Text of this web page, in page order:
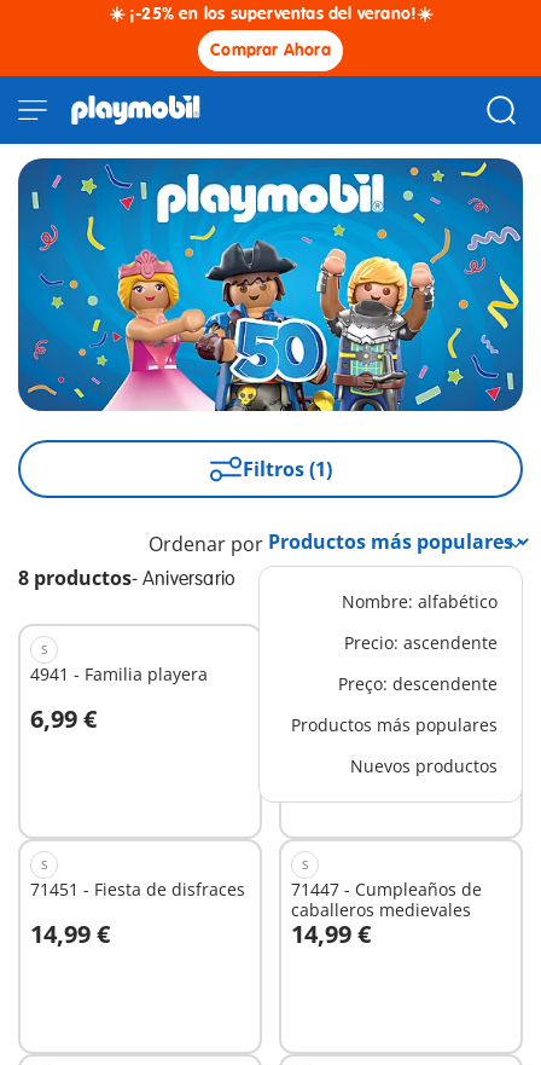
☀️ ¡-25% en los superventas del verano!☀️
Comprar Ahora
Filtros (1)
8 productos- Aniversario
Ordenar por
Nombre: alfabético
Precio: ascendente
Preço: descendente
Productos más populares
Nuevos productos
S
4941 - Familia playera
6,99 €
A la cesta
4944 - Cuidadora con
alpaca
6,99 €
A la cesta
S
71451 - Fiesta de disfraces
14,99 €
S
71447 - Cumpleaños de
caballeros medievales
14,99 €